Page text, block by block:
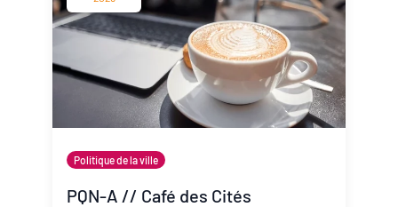
anticiper les risques et réduire
ma vulnérabilité ? Comment
construire un projet de structure
qui embarque mes
collaborateurs et mes parties
prenantes ?
Politique de la ville
PQN-A // Café des Cités